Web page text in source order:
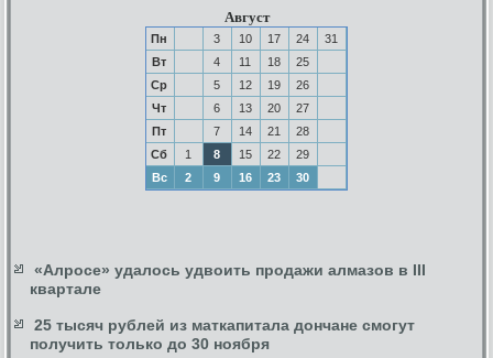
Август
Пн 3 10 17 24
31
Вт
4 11 18
25
Ср
5 12 19
26
Чт
6 13 20
27
Пт
7 14 21
28
Сб
1 8 15 22
29
Вс
2 9 16 23 30
«Алросе» удалось удвоить продажи алмазов в III
квартале
25 тысяч рублей из маткапитала дончане смогут
получить только до 30 ноября